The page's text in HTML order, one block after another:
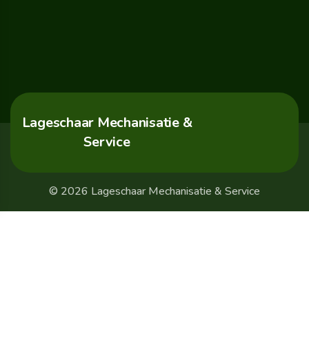
Lageschaar Mechanisatie &
Service
© 2026 Lageschaar Mechanisatie & Service